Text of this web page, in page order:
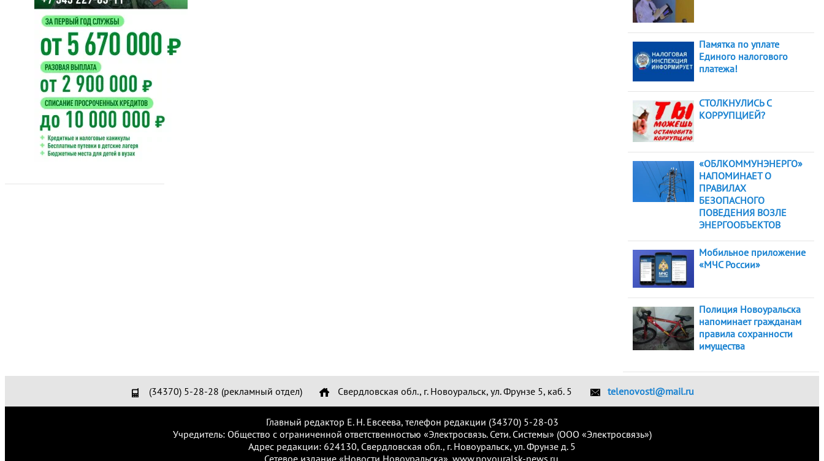
Памятка по уплате
Единого налогового
платежа!
СТОЛКНУЛИСЬ С
КОРРУПЦИЕЙ?
«ОБЛКОММУНЭНЕРГО»
НАПОМИНАЕТ О
ПРАВИЛАХ
БЕЗОПАСНОГО
ПОВЕДЕНИЯ ВОЗЛЕ
ЭНЕРГООБЪЕКТОВ
Мобильное приложение
«МЧС России»
Полиция Новоуральска
напоминает гражданам
правила сохранности
имущества
(34370) 5-28-28 (рекламный отдел) Свердловская обл., г. Новоуральск, ул. Фрунзе 5, каб. 5 telenovosti@mail.ru
Главный редактор Е. Н. Евсеева, телефон редакции (34370) 5-28-03
Учредитель: Общество с ограниченной ответственностью «Электросвязь. Сети. Системы» (ООО «Электросвязь»)
Адрес редакции: 624130, Свердловская обл., г. Новоуральск, ул. Фрунзе д. 5